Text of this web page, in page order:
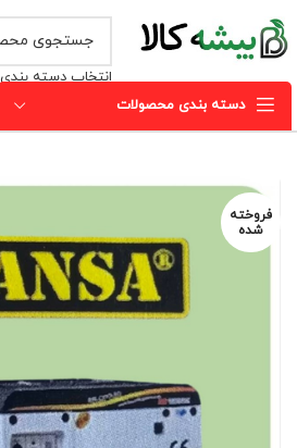
انتخاب دسته بندی
دسته بندی محصولات
فروخته
شده